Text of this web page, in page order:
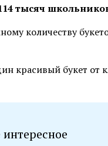
тысяч
количеству
красивый букет от